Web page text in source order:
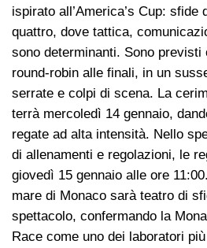
ispirato all’America’s Cup: sfide
quattro, dove tattica,
sono determinanti. Sono previsti
round-robin alle finali, in un
serrate e colpi di scena. La
terrà mercoledì 14 gennaio,
regate ad alta intensità. Nello
di allenamenti e regolazioni, le
giovedì 15 gennaio alle ore
mare di Monaco sarà teatro di
spettacolo, confermando la
Race come uno dei laboratori